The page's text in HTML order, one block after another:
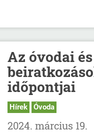
Az óvodai
időpontjai
Hírek Óvoda
2024. március 19.